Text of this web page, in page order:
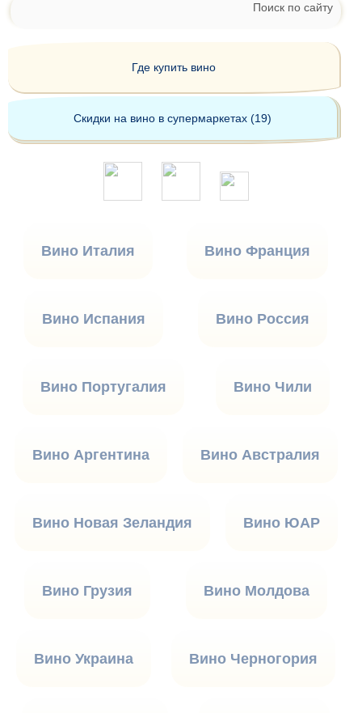
Поиск по сайту
Где купить вино
Скидки на вино в супермаркетах (19)
Вино Италия Вино Франция
Вино Испания Вино Россия
Вино Португалия Вино Чили
Вино Аргентина Вино Австралия
Вино Новая Зеландия Вино ЮАР
Вино Грузия Вино Молдова
Вино Украина Вино Черногория